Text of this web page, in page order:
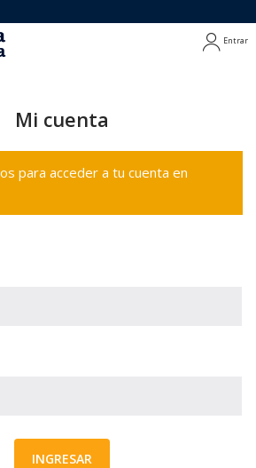
Entrar
Mi cuenta
para acceder a tu cuenta en
INGRESAR